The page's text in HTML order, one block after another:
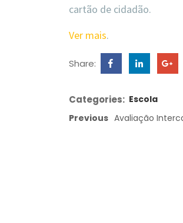
cartão de cidadão.
Ver mais.
Share:
Categories: Escola
Previous Avaliação